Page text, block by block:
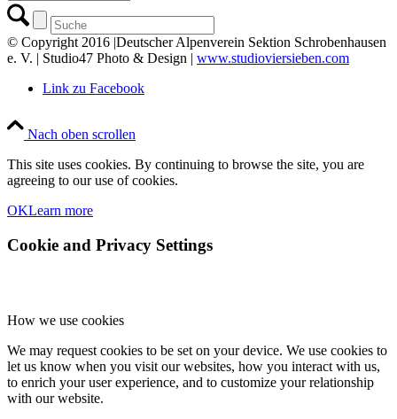
© Copyright 2016 |Deutscher Alpenverein Sektion Schrobenhausen
e. V. | Studio47 Photo & Design | www.studioviersieben.com
Link zu Facebook
Nach oben scrollen
This site uses cookies. By continuing to browse the site, you are
agreeing to our use of cookies.
OKLearn more
Cookie and Privacy Settings
How we use cookies
We may request cookies to be set on your device. We use cookies to
let us know when you visit our websites, how you interact with us,
to enrich your user experience, and to customize your relationship
with our website.